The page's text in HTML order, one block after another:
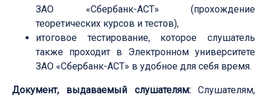
ЗАО «Сбербанк-АСТ» (прохождение
теоретических курсов и тестов),
итоговое тестирование, которое слушатель
также проходит в Электронном университете
ЗАО «Сбербанк-АСТ» в удобное для себя время.
Документ, выдаваемый слушателям:Слушателям,